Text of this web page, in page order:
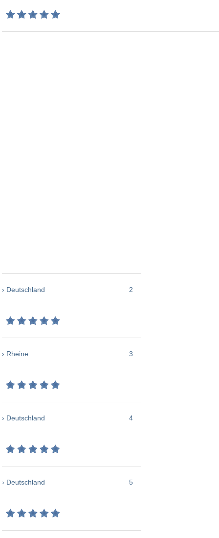
› Deutschland 2
› Rheine 3
› Deutschland 4
› Deutschland 5